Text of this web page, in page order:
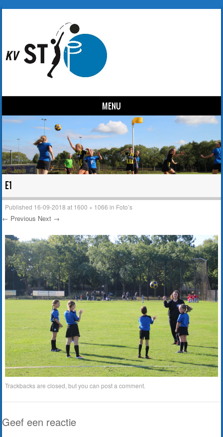
MENU
Skip to content
E1
Published 16-09-2018 at 1600 × 1066 in Foto’s
← Previous Next →
Trackbacks are closed, but you canpost a comment
Geef een reactie